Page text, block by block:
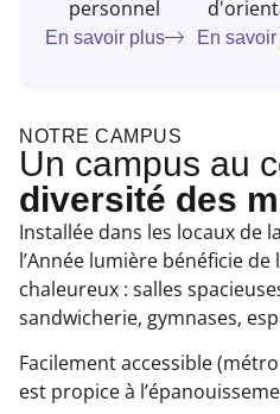
personnel
En savoir plus En
NOTRE CAMPUS
Un campus au
diversité des
Installée dans les locaux de
l’Année lumière bénéficie
chaleureux : salles
sandwicherie, gymnases,
Facilement accessible
est propice à